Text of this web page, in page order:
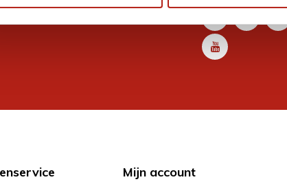
in de chat, en we helpen je graag
Mijn account